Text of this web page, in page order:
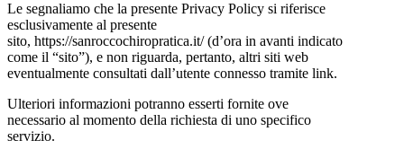
Le segnaliamo che la presente Privacy Policy si riferisce
esclusivamente al presente
sito, https://sanroccochiropratica.it/ (d’ora in avanti indicato
come il “sito”), e non riguarda, pertanto, altri siti web
eventualmente consultati dall’utente connesso tramite link.
Ulteriori informazioni potranno esserti fornite ove
necessario al momento della richiesta di uno specifico
servizio.